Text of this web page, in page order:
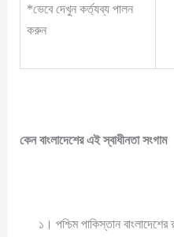
*ভেবে দেখুন কর্ত্যব্য পালন
করুন
কেনবাংলাদেশের এই স্বাধীনতা সংগাম
১। পশ্চিম পাকিস্তান